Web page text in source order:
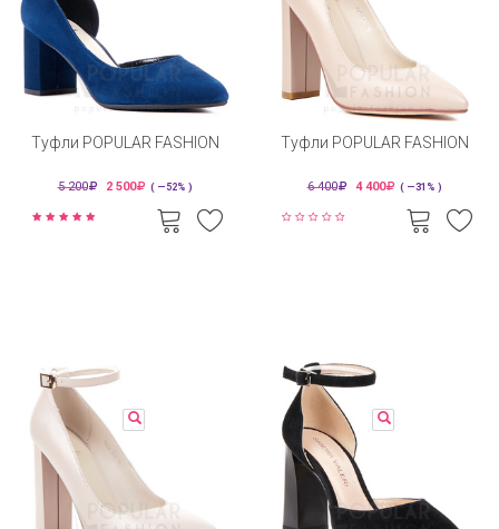
Туфли POPULAR FASHION
5 200 2 500 ( —52% )
Туфли POPULAR FASHION
6 400 4 400 ( —31% )